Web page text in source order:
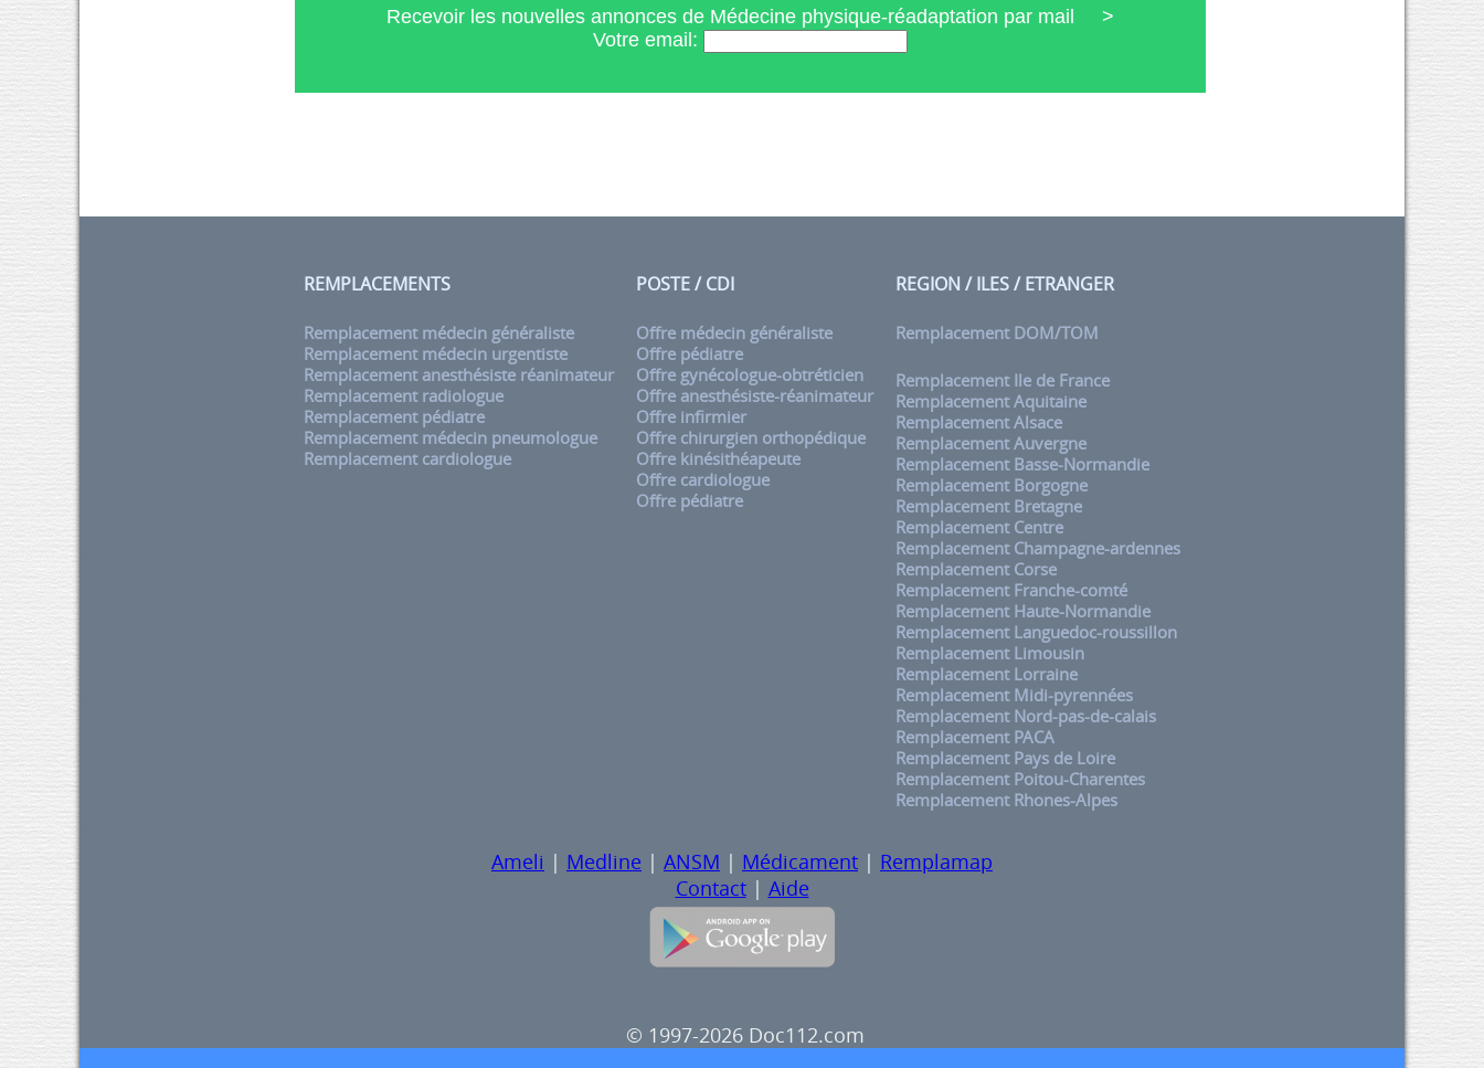
Recevoir les nouvelles annonces de Médecine physique-réadaptation par mail >
Votre email:
REMPLACEMENTS
Remplacement médecin généraliste
Remplacement médecin urgentiste
Remplacement anesthésiste réanimateur
Remplacement radiologue
Remplacement pédiatre
Remplacement médecin pneumologue
Remplacement cardiologue
POSTE / CDI
Offre médecin généraliste
Offre pédiatre
Offre gynécologue-obtréticien
Offre anesthésiste-réanimateur
Offre infirmier
Offre chirurgien orthopédique
Offre kinésithéapeute
Offre cardiologue
Offre pédiatre
REGION / ILES / ETRANGER
Remplacement DOM/TOM
Remplacement Ile de France
Remplacement Aquitaine
Remplacement Alsace
Remplacement Auvergne
Remplacement Basse-Normandie
Remplacement Borgogne
Remplacement Bretagne
Remplacement Centre
Remplacement Champagne-ardennes
Remplacement Corse
Remplacement Franche-comté
Remplacement Haute-Normandie
Remplacement Languedoc-roussillon
Remplacement Limousin
Remplacement Lorraine
Remplacement Midi-pyrennées
Remplacement Nord-pas-de-calais
Remplacement PACA
Remplacement Pays de Loire
Remplacement Poitou-Charentes
Remplacement Rhones-Alpes
Ameli | Medline | ANSM | Médicament | Remplamap
Contact| Aide
© 1997-2026 Doc112.com